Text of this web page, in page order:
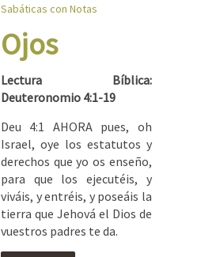
Sabáticas con Notas
Ojos
Lectura Bíblica:
Deuteronomio 4:1-19
Deu 4:1 AHORA pues, oh
Israel, oye los estatutos y
derechos que yo os enseño,
para que los ejecutéis, y
viváis, y entréis, y poseáis la
tierra que Jehová el Dios de
vuestros padres te da.